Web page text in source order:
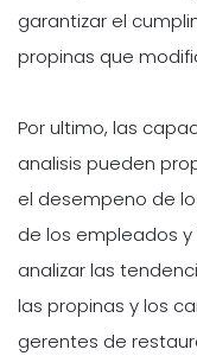
garantizar el
propinas que
Por ultimo, las
analisis pueden
el desempeno de
de los empleados
analizar las
las propinas y los
gerentes de